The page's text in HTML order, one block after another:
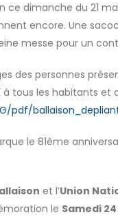
ce dimanche du 21
encore. Une
messe pour un
des personnes
à tous les habitants
pdf/
le 81ème
et l’Union
le Samedi